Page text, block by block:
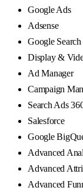
Google Ads
Adsense
Google
Display &
Ad Manager
Campaign
Search Ads
Salesforce
Google
Advanced
Advanced
Advanced